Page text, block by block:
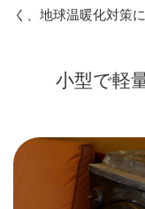
く、地球温暖化対策
小型で軽